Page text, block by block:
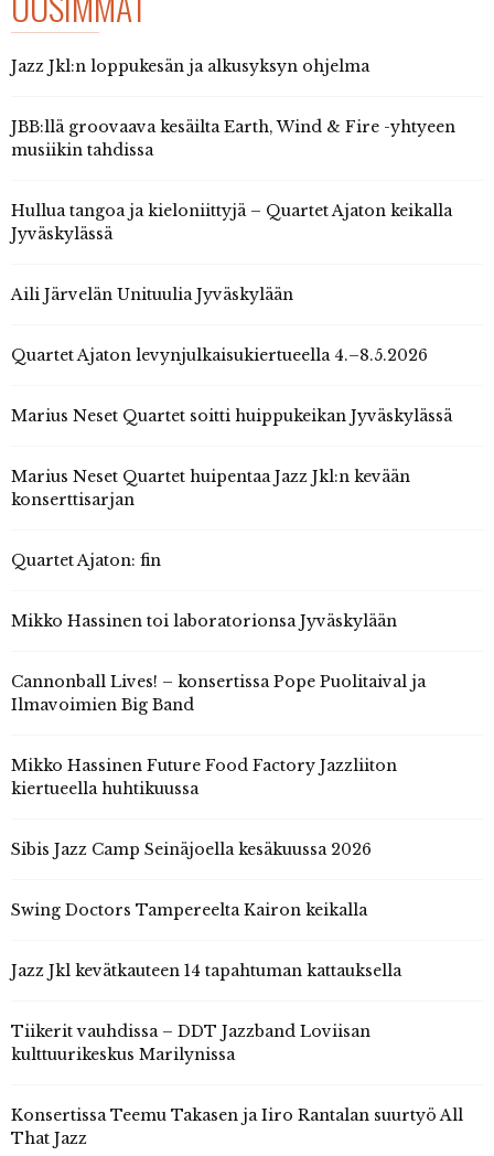
Jazz Jkl:n loppukesän ja alkusyksyn ohjelma
JBB:llä groovaava kesäilta Earth, Wind & Fire -yhtyeen
musiikin tahdissa
Hullua tangoa ja kieloniittyjä – Quartet Ajaton keikalla
Jyväskylässä
Aili Järvelän Unituulia Jyväskylään
Quartet Ajaton levynjulkaisukiertueella 4.–8.5.2026
Marius Neset Quartet soitti huippukeikan Jyväskylässä
Marius Neset Quartet huipentaa Jazz Jkl:n kevään
konserttisarjan
Quartet Ajaton: fin
Mikko Hassinen toi laboratorionsa Jyväskylään
Cannonball Lives! – konsertissa Pope Puolitaival ja
Ilmavoimien Big Band
Mikko Hassinen Future Food Factory Jazzliiton
kiertueella huhtikuussa
Sibis Jazz Camp Seinäjoella kesäkuussa 2026
Swing Doctors Tampereelta Kairon keikalla
Jazz Jkl kevätkauteen 14 tapahtuman kattauksella
Tiikerit vauhdissa – DDT Jazzband Loviisan
kulttuurikeskus Marilynissa
Konsertissa Teemu Takasen ja Iiro Rantalan suurtyö All
That Jazz